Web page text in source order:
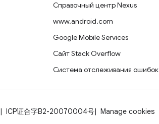
Справочный центр Nexus
www.android.com
Google Mobile Services
Сайт Stack Overflow
Система отслеживания ошибок
ICP证合字B2-20070004号 Manage cookies